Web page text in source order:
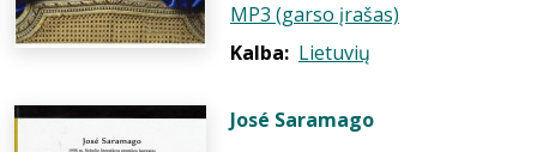
MP3 (garso įrašas)
Kalba: Lietuvių
José Saramago